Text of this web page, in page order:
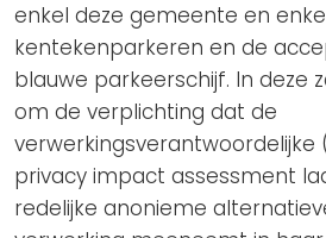
enkel deze gemeente en
kentekenparkeren en de
blauwe parkeerschijf. In deze
om de verplichting dat de
privacy impact assessment
redelijke anonieme